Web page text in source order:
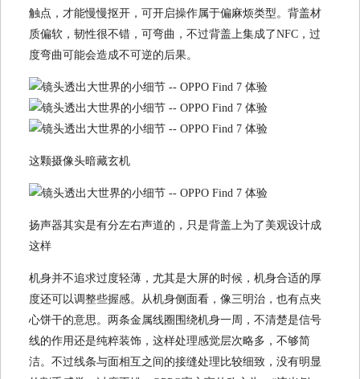
触点，才能慢慢抠开，可开启操作属于偏麻烦类型。背盖材
质偏软，韧性很不错，可弯曲，不过背盖上集成了NFC，过
度弯曲可能会造成不可逆的后果。
这颗摄像头暗藏玄机
扬声器其实是有分左右声道的，只是背盖上为了美观设计成
这样
机身并不追求过度轻薄，尤其是大屏的时候，机身合适的厚
度还可以调整些握感。从机身侧面看，像三明治，也有点夹
心饼干的意思。两条金属线圈围绕机身一周，不清楚是信号
线的作用还是纯粹装饰，这样处理感觉层次略多，不够简
洁。不过线条与面相互之间的接缝处理比较细致，没有明显